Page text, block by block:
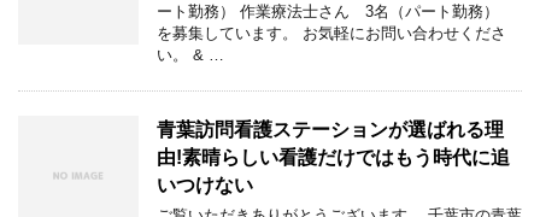
ート勤務） 作業療法士さん 3名（パート勤務）
を募集しています。 お気軽にお問い合わせくださ
い。 & …
青葉訪問看護ステーションが選ばれる理
由!素晴らしい看護だけではもう時代に追
いつけない